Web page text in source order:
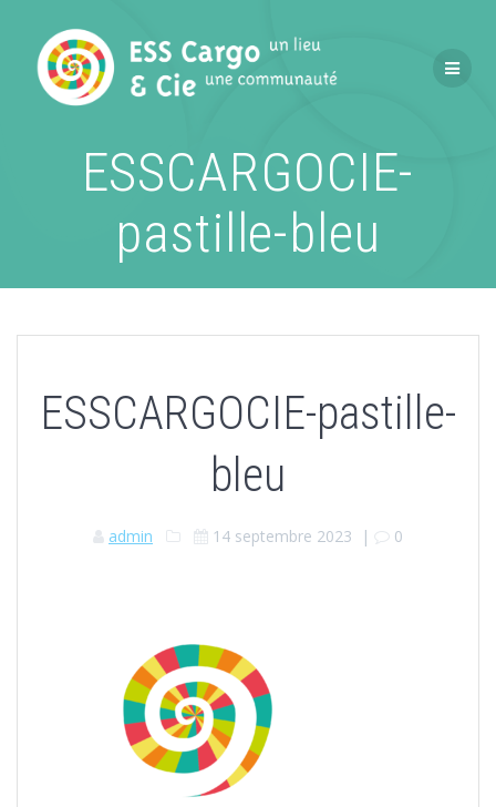
contenu
ESSCARGOCIE-
pastille-bleu
ESSCARGOCIE-pastille-
bleu
admin 14 septembre 2023 | 0